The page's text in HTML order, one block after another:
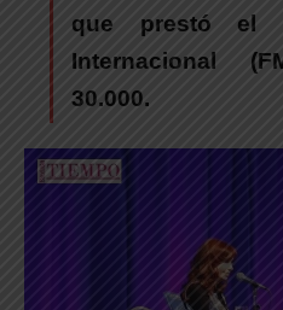
que prestó el
Internacional
30.000.